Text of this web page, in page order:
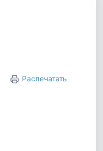
Распечатать